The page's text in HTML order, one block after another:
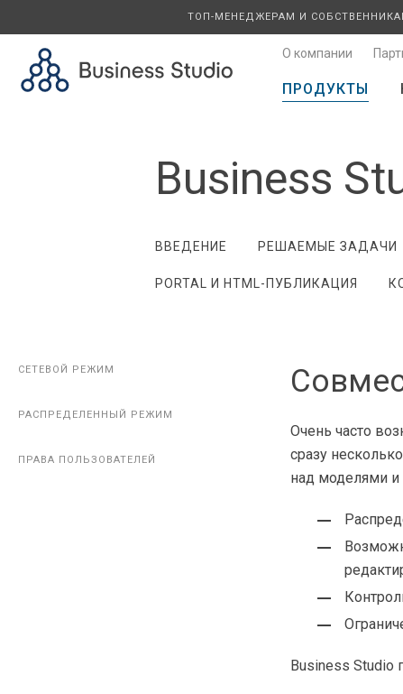
ТОП-МЕНЕДЖЕРАМ И
О компании
ПРОДУКТЫ
Business
ВВЕДЕНИЕ РЕШАЕМЫЕ ЗАДАЧИ
PORTAL И HTML-ПУБЛИКАЦИЯ
СЕТЕВОЙ РЕЖИМ
РАСПРЕДЕЛЕННЫЙ РЕЖИМ
ПРАВА ПОЛЬЗОВАТЕЛЕЙ
СЕТЕВОЙ РЕЖИМ
РАСПРЕДЕЛЕННЫЙ РЕЖИМ
ПРАВА ПОЛЬЗОВАТЕЛЕЙ
Очень часто
сразу
над моделями и
Business Studio